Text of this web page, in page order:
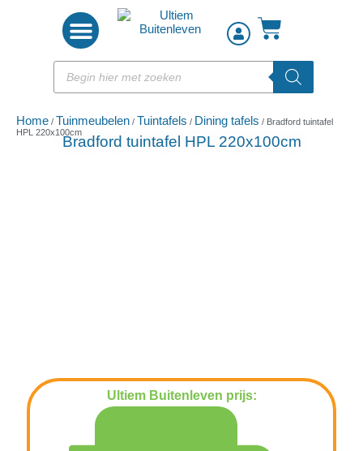
Home / Tuinmeubelen / Tuintafels / Dining tafels / Bradford tuintafel
HPL 220x100cm
Bradford tuintafel HPL 220x100cm
Ultiem Buitenleven prijs: